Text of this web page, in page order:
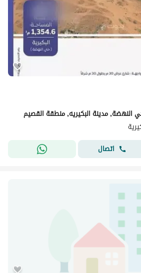
النهضة, مدينة البكيريه, منطقة القصيم
اتصال